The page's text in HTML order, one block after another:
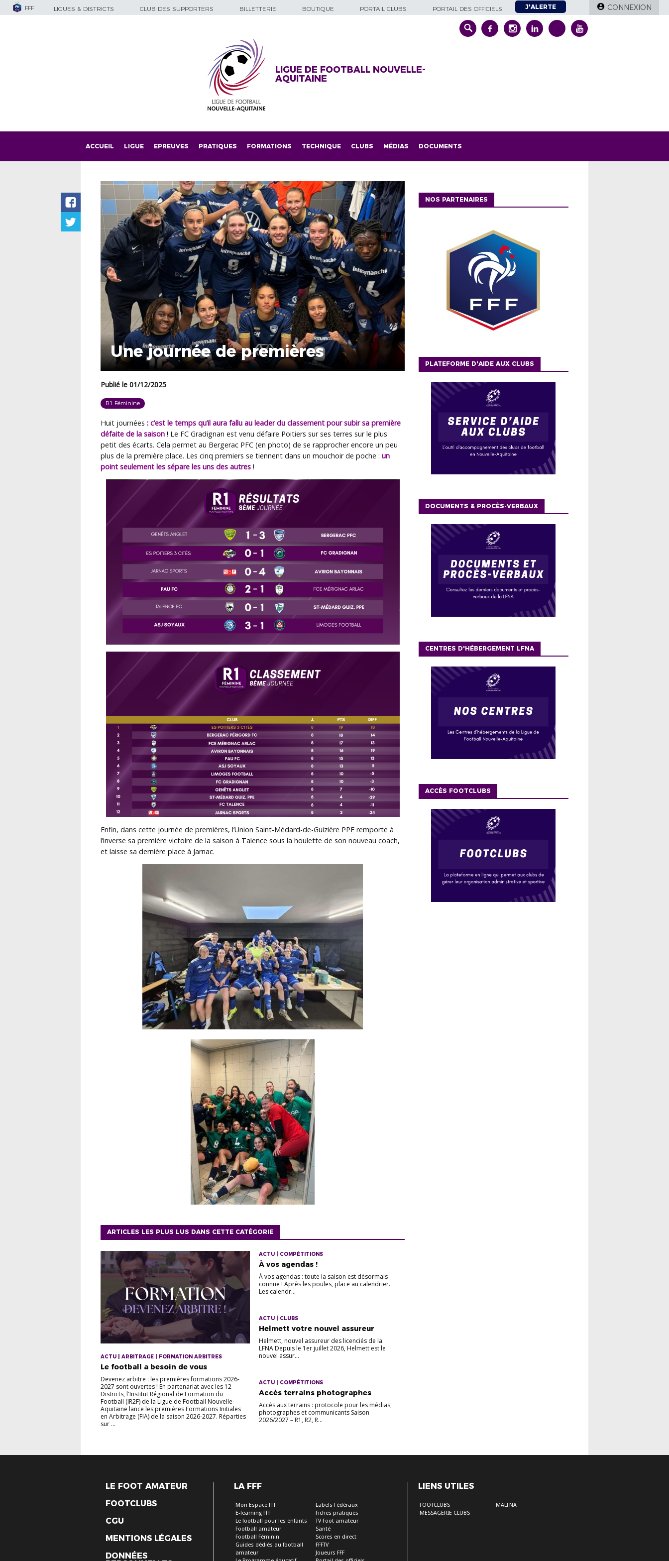
FFF LIGUES & DISTRICTS CLUB DES SUPPORTERS BILLETTERIE BOUTIQUE PORTAIL CLUBS PORTAIL DES OFFICIELS J'ALERTE CONNEXION
LIGUE DE FOOTBALL NOUVELLE-
AQUITAINE
ACCUEIL LIGUE EPREUVES PRATIQUES FORMATIONS TECHNIQUE CLUBS MÉDIAS DOCUMENTS
Une journée de premières
Publié le 01/12/2025
R1 Féminine
Huit journées : c’est le temps qu’il aura fallu au leader du classement pour subir sa première
défaite de la saison ! Le FC Gradignan est venu défaire Poitiers sur ses terres sur le plus
petit des écarts. Cela permet au Bergerac PFC (en photo) de se rapprocher encore un peu
plus de la première place. Les cinq premiers se tiennent dans un mouchoir de poche : un
point seulement les sépare les uns des autres !
Enfin, dans cette journée de premières, l’Union Saint-Médard-de-Guizière PPE remporte à
l’inverse sa première victoire de la saison à Talence sous la houlette de son nouveau coach,
et laisse sa dernière place à Jarnac.
ARTICLES LES PLUS LUS DANS CETTE CATÉGORIE
ACTU | ARBITRAGE | FORMATION ARBITRES
Le football a besoin de vous
Devenez arbitre : les premières formations 2026-
2027 sont ouvertes ! En partenariat avec les 12
Districts, l'Institut Régional de Formation du
Football (IR2F) de la Ligue de Football Nouvelle-
Aquitaine lance les premières Formations Initiales
en Arbitrage (FIA) de la saison 2026-2027. Réparties
sur ...
ACTU | COMPÉTITIONS
À vos agendas !
À vos agendas : toute la saison est désormais
connue ! Après les poules, place au calendrier.
Les calendr...
ACTU | CLUBS
Helmett votre nouvel assureur
Helmett, nouvel assureur des licenciés de la
LFNA Depuis le 1er juillet 2026, Helmett est le
nouvel assur...
ACTU | COMPÉTITIONS
Accès terrains photographes
Accès aux terrains : protocole pour les médias,
photographes et communicants Saison
2026/2027 – R1, R2, R...
NOS PARTENAIRES
PLATEFORME D'AIDE AUX CLUBS
DOCUMENTS & PROCÈS-VERBAUX
CENTRES D'HÉBERGEMENT LFNA
ACCÈS FOOTCLUBS
LE FOOT AMATEUR
FOOTCLUBS
CGU
MENTIONS LÉGALES
DONNÉES
LA FFF
Mon Espace FFF
E-learning FFF
Le football pour les enfants
Football amateur
Football Féminin
Guides dédiés au football
amateur
Labels Fédéraux
Fiches pratiques
TV Foot amateur
Santé
Scores en direct
FFFTV
Joueurs FFF
LIENS UTILES
FOOTCLUBS
MESSAGERIE CLUBS
MALFNA